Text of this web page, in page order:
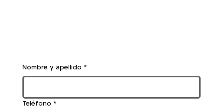
Nombre y apellido *
Teléfono *